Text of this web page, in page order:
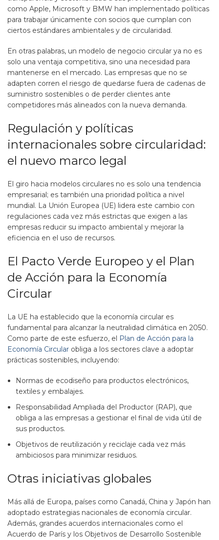
como Apple, Microsoft y BMW han implementado políticas
para trabajar únicamente con socios que cumplan con
ciertos estándares ambientales y de circularidad.
En otras palabras, un modelo de negocio circular ya no es
solo una ventaja competitiva, sino una necesidad para
mantenerse en el mercado. Las empresas que no se
adapten corren el riesgo de quedarse fuera de cadenas de
suministro sostenibles o de perder clientes ante
competidores más alineados con la nueva demanda.
Regulación y políticas
internacionales sobre circularidad:
el nuevo marco legal
El giro hacia modelos circulares no es solo una tendencia
empresarial; es también una prioridad política a nivel
mundial. La Unión Europea (UE) lidera este cambio con
regulaciones cada vez más estrictas que exigen a las
empresas reducir su impacto ambiental y mejorar la
eficiencia en el uso de recursos.
El Pacto Verde Europeo y el Plan
de Acción para la Economía
Circular
La UE ha establecido que la economía circular es
fundamental para alcanzar la neutralidad climática en 2050.
Como parte de este esfuerzo, el
Plan de Acción para la
Economía Circular obliga a los sectores clave a adoptar
prácticas sostenibles, incluyendo:
Normas de ecodiseño para productos electrónicos,
textiles y embalajes.
Responsabilidad Ampliada del Productor (RAP), que
obliga a las empresas a gestionar el final de vida útil de
sus productos​.
Objetivos de reutilización y reciclaje cada vez más
ambiciosos para minimizar residuos​.
Otras iniciativas globales
Más allá de Europa, países como Canadá, China y Japón han
adoptado estrategias nacionales de economía circular.
Además, grandes acuerdos internacionales como el
Acuerdo de París y los Objetivos de Desarrollo Sostenible